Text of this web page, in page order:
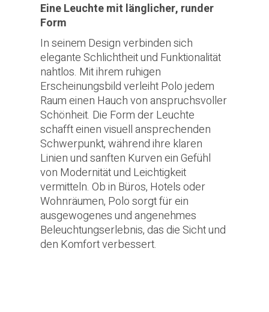
Eine Leuchte mit länglicher, runder
Form
In seinem Design verbinden sich
elegante Schlichtheit und Funktionalität
nahtlos. Mit ihrem ruhigen
Erscheinungsbild verleiht Polo jedem
Raum einen Hauch von anspruchsvoller
Schönheit. Die Form der Leuchte
schafft einen visuell ansprechenden
Schwerpunkt, während ihre klaren
Linien und sanften Kurven ein Gefühl
von Modernität und Leichtigkeit
vermitteln. Ob in Büros, Hotels oder
Wohnräumen, Polo sorgt für ein
ausgewogenes und angenehmes
Beleuchtungserlebnis, das die Sicht und
den Komfort verbessert.